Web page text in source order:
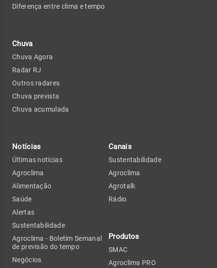
Diferença entre clima e tempo
Chuva
Chuva Agora
Radar RJ
Outros radares
Chuva prevista
Chuva acumulada
Notícias
Últimas notícias
Agroclima
Alimentação
Saúde
Alertas
Sustentabilidade
Agroclima - Boletim Semanal
de previsão do tempo
Negócios
Canais
Sustentabilidade
Agroclima
Agrotalk
Rádio
Produtos
SMAC
Agroclima PRO